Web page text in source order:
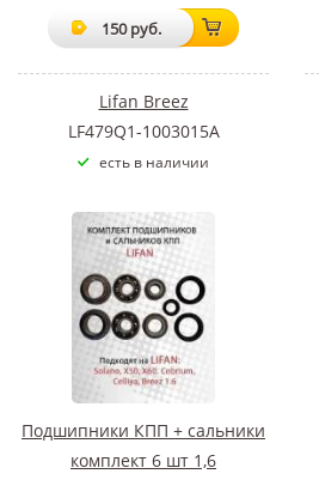
150 руб.
Lifan Breez
LF479Q1-1003015A
есть в наличии
Подшипники КПП + сальники
комплект 6 шт 1,6